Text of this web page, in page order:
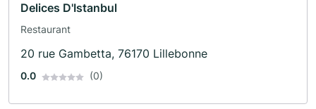
Delices D'Istanbul
Restaurant
20 rue Gambetta, 76170 Lillebonne
0.0 (0)